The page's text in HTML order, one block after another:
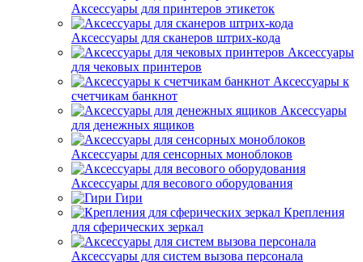
Аксессуары для принтеров этикеток
Аксессуары для сканеров штрих-кода
Аксессуары
для чековых принтеров
Аксессуары к
счетчикам банкнот
Аксессуары
для денежных ящиков
Аксессуары для сенсорных моноблоков
Аксессуары для весового оборудования
Гири
Крепления
для сферических зеркал
Аксессуары для систем вызова персонала